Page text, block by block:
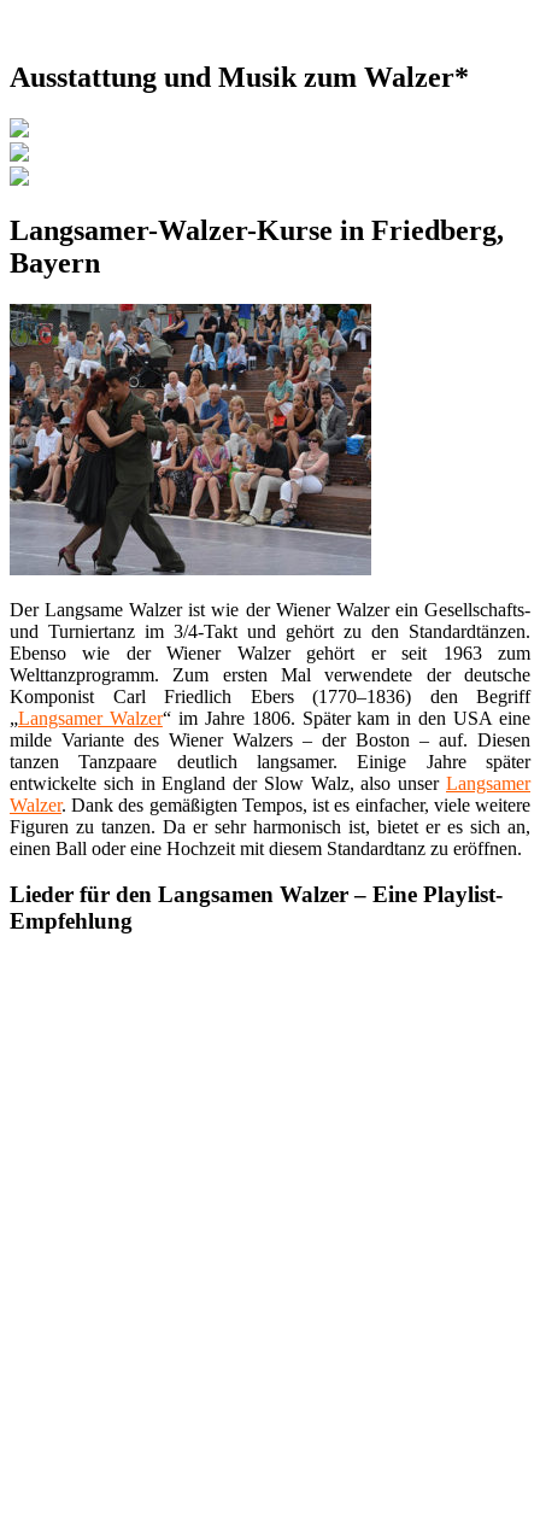
Ausstattung und Musik zum Walzer*
Langsamer-Walzer-Kurse in Friedberg,
Bayern
Der Langsame Walzer ist wie der Wiener Walzer ein Gesellschafts-
und Turniertanz im 3/4-Takt und gehört zu den Standardtänzen.
Ebenso wie der Wiener Walzer gehört er seit 1963 zum
Welttanzprogramm. Zum ersten Mal verwendete der deutsche
Komponist Carl Friedlich Ebers (1770–1836) den Begriff
„Langsamer Walzer“ im Jahre 1806. Später kam in den USA eine
milde Variante des Wiener Walzers – der Boston – auf. Diesen
tanzen Tanzpaare deutlich langsamer. Einige Jahre später
entwickelte sich in England der Slow Walz, also unser Langsamer
Walzer. Dank des gemäßigten Tempos, ist es einfacher, viele weitere
Figuren zu tanzen. Da er sehr harmonisch ist, bietet er es sich an,
einen Ball oder eine Hochzeit mit diesem Standardtanz zu eröffnen.
Lieder für den Langsamen Walzer – Eine Playlist-
Empfehlung